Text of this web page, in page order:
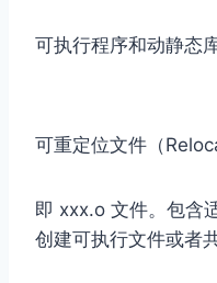
可执行程序和动静态
可重定位⽂件（
即 xxx.o ⽂件。包含
创建可执⾏⽂件或者